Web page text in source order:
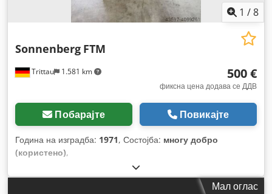
1 /8
Trittau 1.581 km
Sonnenberg FTM
500 €
фиксна цена додава се ДДВ
Побарајте Повикајте
Година на изградба: 1971, Состојба: многу добро
(користено),
Мал оглас